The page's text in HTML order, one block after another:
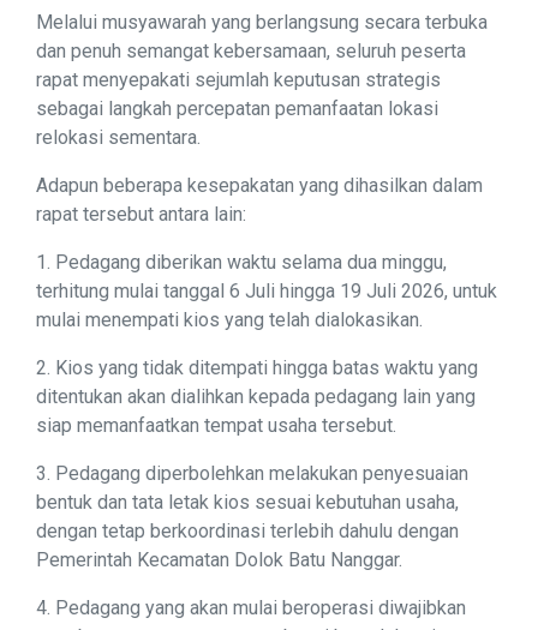
Melalui musyawarah yang berlangsung secara terbuka
dan penuh semangat kebersamaan, seluruh peserta
rapat menyepakati sejumlah keputusan strategis
sebagai langkah percepatan pemanfaatan lokasi
relokasi sementara.
Adapun beberapa kesepakatan yang dihasilkan dalam
rapat tersebut antara lain:
1. Pedagang diberikan waktu selama dua minggu,
terhitung mulai tanggal 6 Juli hingga 19 Juli 2026, untuk
mulai menempati kios yang telah dialokasikan.
2. Kios yang tidak ditempati hingga batas waktu yang
ditentukan akan dialihkan kepada pedagang lain yang
siap memanfaatkan tempat usaha tersebut.
3. Pedagang diperbolehkan melakukan penyesuaian
bentuk dan tata letak kios sesuai kebutuhan usaha,
dengan tetap berkoordinasi terlebih dahulu dengan
Pemerintah Kecamatan Dolok Batu Nanggar.
4. Pedagang yang akan mulai beroperasi diwajibkan